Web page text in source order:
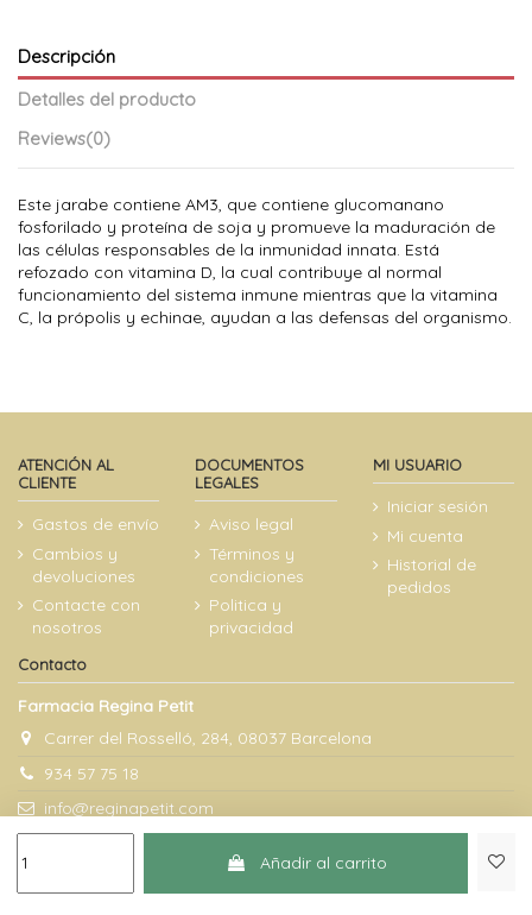
Añadir al carrito
Descripción
Detalles del producto
Reviews(0)
Este jarabe contiene AM3, que contiene glucomanano
fosforilado y proteína de soja y promueve la maduración de
las células responsables de la inmunidad innata. Está
refozado con vitamina D, la cual contribuye al normal
funcionamiento del sistema inmune mientras que la vitamina
C, la própolis y echinae, ayudan a las defensas del organismo.
ATENCIÓN AL
CLIENTE
Gastos de envío
Cambios y
devoluciones
Contacte con
nosotros
DOCUMENTOS
LEGALES
Aviso legal
Términos y
condiciones
Politica y
privacidad
MI USUARIO
Iniciar sesión
Mi cuenta
Historial de
pedidos
Contacto
Farmacia Regina Petit
Carrer del Rosselló, 284, 08037 Barcelona
934 57 75 18
info@reginapetit.com
@Farmacia Regina Petit